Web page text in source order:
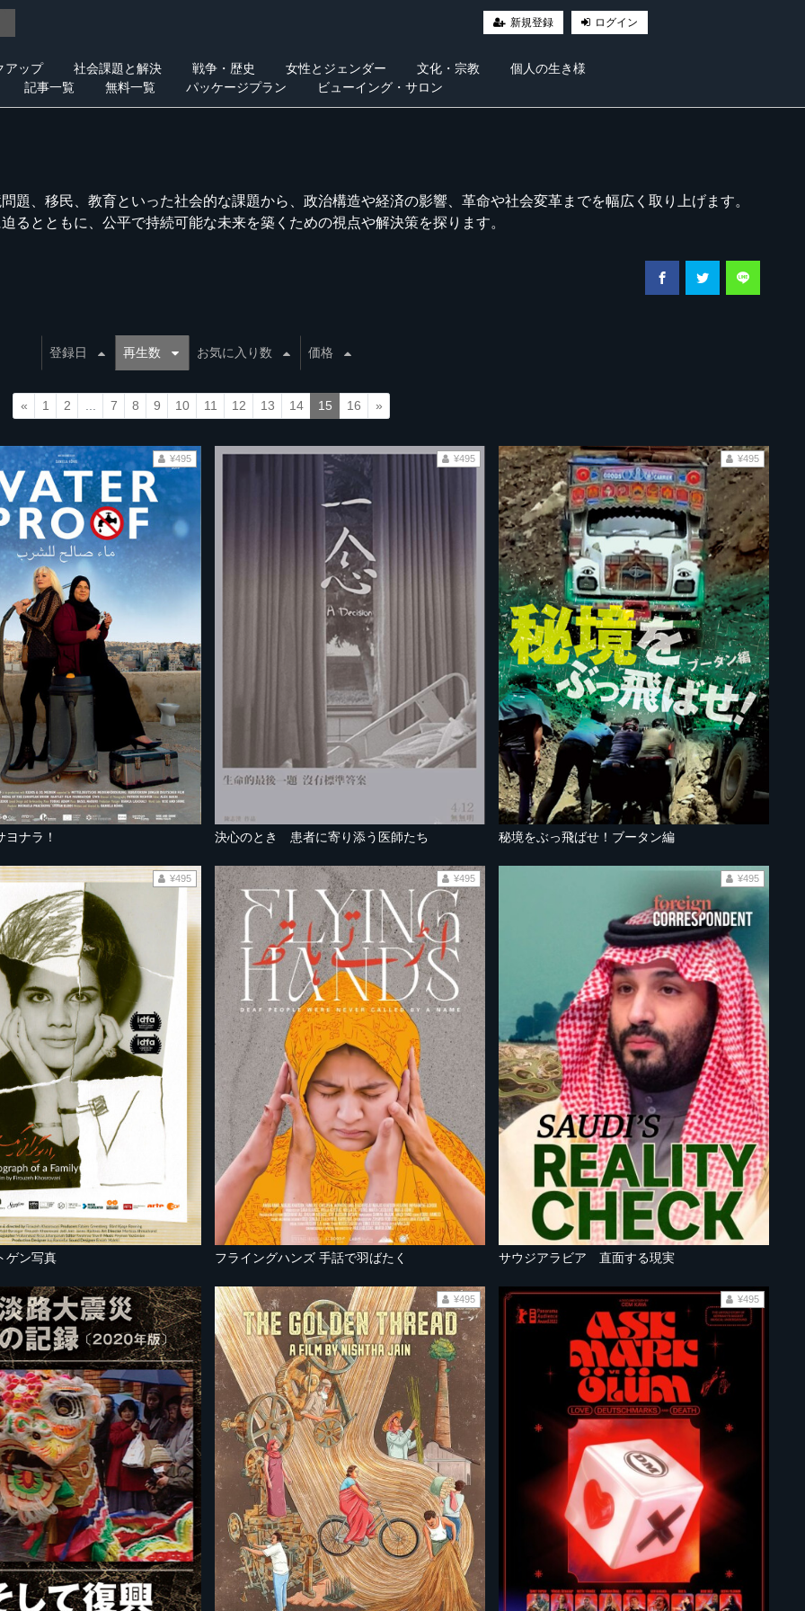
新規登録 ログイン
アップ 社会課題と解決 戦争・歴史 女性とジェンダー 文化・宗教
個人の生き様
記事一覧
無料一覧 パッケージプラン ビューイング・サロン
題、移民、教育といった社会的な課題から、政治構造や経済の影響、革命や社会変革までを幅広く取り上げます。
るとともに、公平で持続可能な未来を築くための視点や解決策を探ります。
登録日 再生数 お気に入り数 価格
« 1 2 7 8 9 10 11 12 13 14 15 16 »
ナラ！
¥495
決心のとき 患者に寄り添う医師たち
¥495
秘境をぶっ飛ばせ！ブータン編
¥495
ゲン写真
¥495
フライングハンズ 手話で羽ばたく
¥495
サウジアラビア 直面する現実
¥495
¥495 ¥495